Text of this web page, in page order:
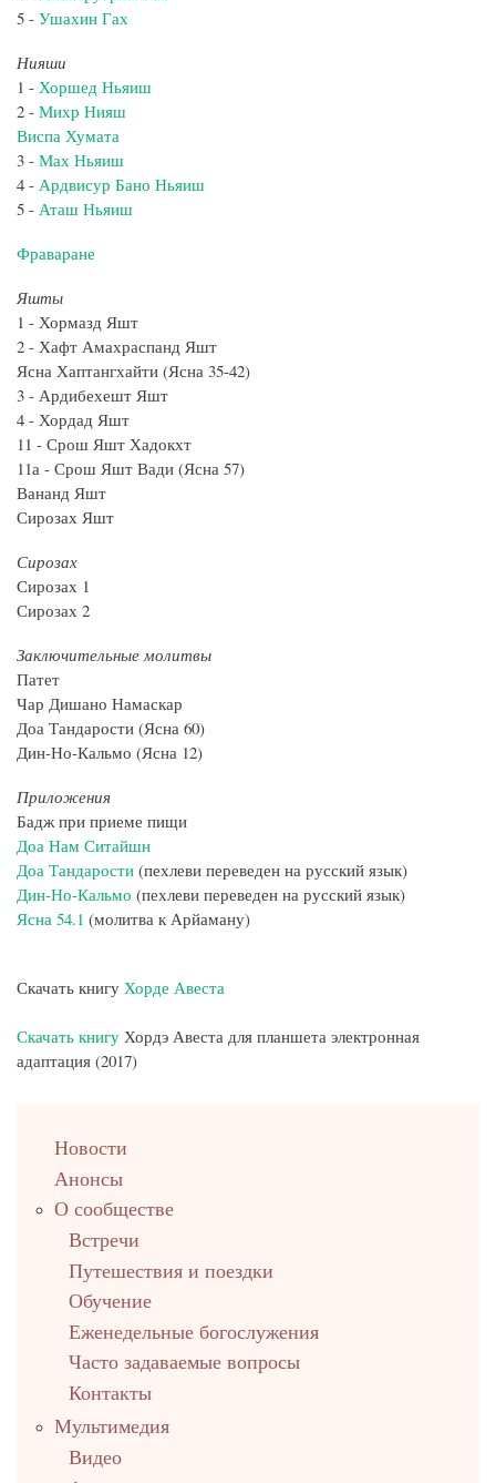
5 - Ушахин Гах
Нияши
1 - Хоршед Ньяиш
2 - Михр Нияш
Виспа Хумата
3 - Мах Ньяиш
4 - Ардвисур Бано Ньяиш
5 - Аташ Ньяиш
Фраваране
Яшты
1 - Хормазд Яшт
2 - Хафт Амахраспанд Яшт
Ясна Хаптангхайти (Ясна 35-42)
3 - Ардибехешт Яшт
4 - Хордад Яшт
11 - Срош Яшт Хадокхт
11а - Срош Яшт Вади (Ясна 57)
Вананд Яшт
Сирозах Яшт
Сирозах
Сирозах 1
Сирозах 2
Заключительные молитвы
Патет
Чар Дишано Намаскар
Доа Тандарости (Ясна 60)
Дин-Но-Кальмо (Ясна 12)
Приложения
Бадж при приеме пищи
Доа Нам Ситайшн
Доа Тандарости (пехлеви переведен на русский язык)
Дин-Но-Кальмо (пехлеви переведен на русский язык)
Ясна 54.1 (молитва к Арйаману)
Скачать книгу Хорде Авеста
Скачать книгу Хордэ Авеста для планшета электронная
адаптация (2017)
upНовости
Анонсы
О сообществе
Встречи
Путешествия и поездки
Обучение
Еженедельные богослужения
Часто задаваемые вопросы
Контакты
Мультимедия
Видео